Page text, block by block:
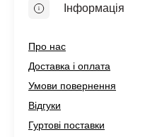
Інформація
Про нас
Доставка і оплата
Умови повернення
Відгуки
Гуртові поставки